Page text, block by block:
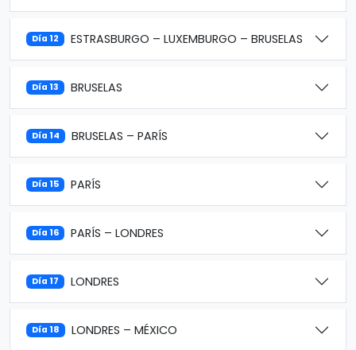
Día 12 ESTRASBURGO – LUXEMBURGO – BRUSELAS
Día 13 BRUSELAS
Día 14 BRUSELAS – PARÍS
Día 15 PARÍS
Día 16 PARÍS – LONDRES
Día 17 LONDRES
Día 18 LONDRES – MÉXICO